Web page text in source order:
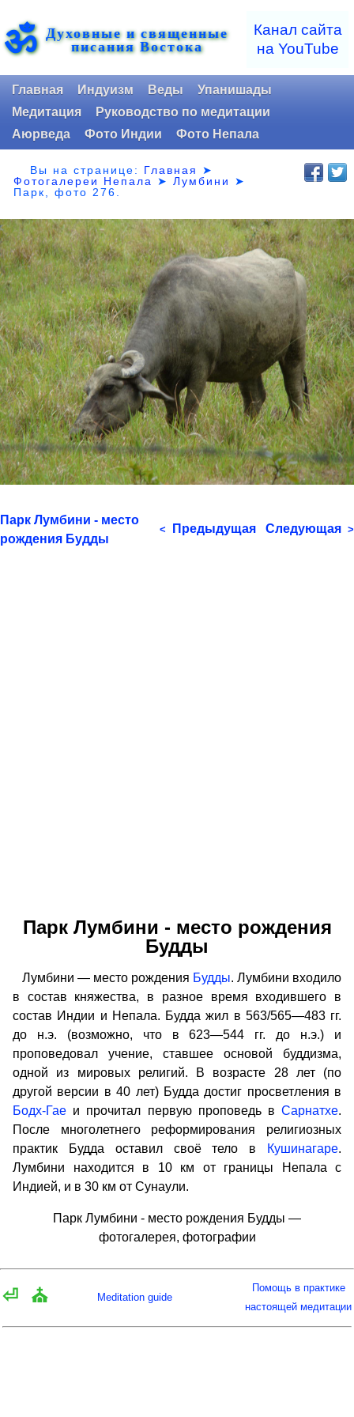
ॐ Духовные и священные
писания Востока
Канал сайта
на YouTube
Главная Индуизм Веды
Упанишады
Медитация
Руководство по медитации
Аюрведа
Фото Индии Фото Непала
Вы на странице: Главная
➤
Фотогалереи Непала
➤Лумбини
➤
Парк,фото 276.
Парк Лумбини - место
рождения Будды
< Предыдущая Следующая >
Парк Лумбини - место рождения
Будды
Лумбини — место рождения Будды. Лумбини входило
в состав княжества, в разное время входившего в
состав Индии и Непала. Будда жил в 563/565—483 гг.
до н.э. (возможно, что в 623—544 гг. до н.э.) и
проповедовал учение, ставшее основой буддизма,
одной из мировых религий. В возрасте 28 лет (по
другой версии в 40 лет) Будда достиг просветления в
Бодх-Гае и прочитал первую проповедь в Сарнатхе.
После многолетнего реформирования религиозных
практик Будда оставил своё тело в
Кушинагаре.
Лумбини находится в 10 км от границы Непала с
Индией, и в 30 км от Сунаули.
Парк Лумбини - место рождения Будды —
фотогалерея, фотографии
⏎ ⛪ Meditation guide
Помощь в практике
настоящей медитации